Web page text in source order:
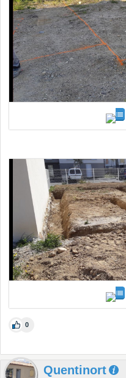
0
Quentinort